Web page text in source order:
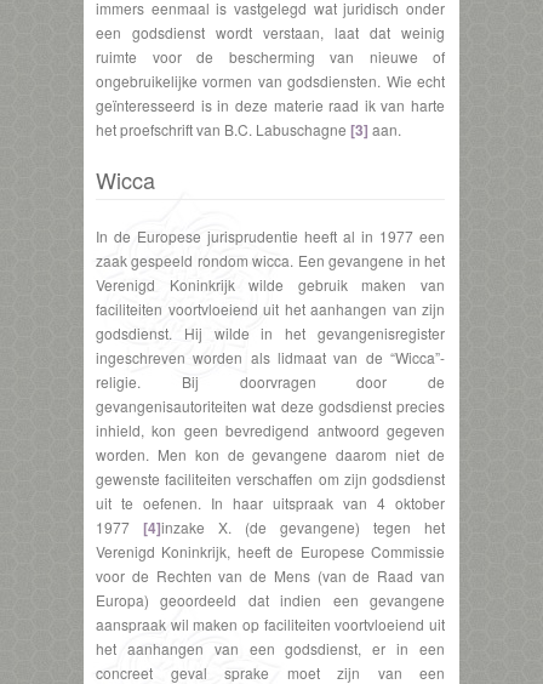
immers eenmaal is vastgelegd wat juridisch onder
een godsdienst wordt verstaan, laat dat weinig
ruimte voor de bescherming van nieuwe of
ongebruikelijke vormen van godsdiensten. Wie echt
geïnteresseerd is in deze materie raad ik van harte
het proefschrift van B.C. Labuschagne [3] aan.
Wicca
In de Europese jurisprudentie heeft al in 1977 een
zaak gespeeld rondom wicca. Een gevangene in het
Verenigd Koninkrijk wilde gebruik maken van
faciliteiten voortvloeiend uit het aanhangen van zijn
godsdienst. Hij wilde in het gevangenisregister
ingeschreven worden als lidmaat van de “Wicca”-
religie. Bij doorvragen door de
gevangenisautoriteiten wat deze godsdienst precies
inhield, kon geen bevredigend antwoord gegeven
worden. Men kon de gevangene daarom niet de
gewenste faciliteiten verschaffen om zijn godsdienst
uit te oefenen. In haar uitspraak van 4 oktober
1977 [4]inzake X. (de gevangene) tegen het
Verenigd Koninkrijk, heeft de Europese Commissie
voor de Rechten van de Mens (van de Raad van
Europa) geoordeeld dat indien een gevangene
aanspraak wil maken op faciliteiten voortvloeiend uit
het aanhangen van een godsdienst, er in een
concreet geval sprake moet zijn van een